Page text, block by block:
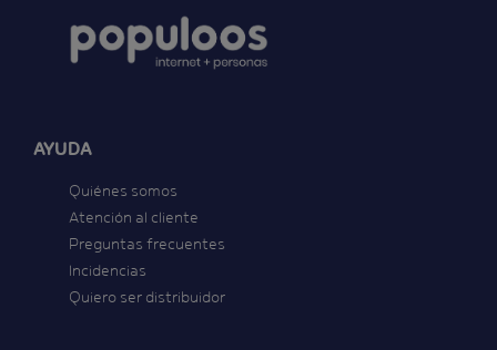
AYUDA
Quiénes somos
Atención al cliente
Preguntas frecuentes
Incidencias
Quiero ser distribuidor